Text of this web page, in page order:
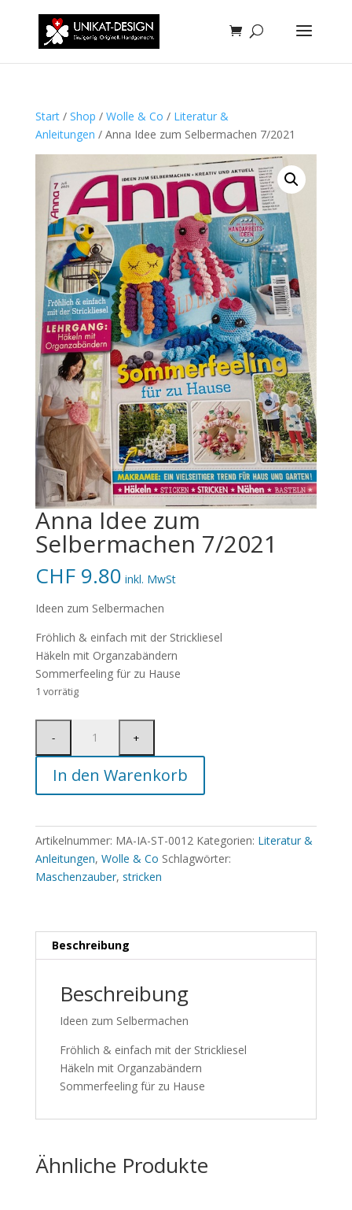
Start/ Shop / Wolle & Co / Literatur &
Anleitungen / Anna Idee zum Selbermachen 7/2021
Anna Idee zum
Selbermachen 7/2021
CHF9.80 inkl. MwSt
Ideen zum Selbermachen
Fröhlich & einfach mit der Strickliesel
Häkeln mit Organzabändern
Sommerfeeling für zu Hause
1 vorrätig
In den Warenkorb
Artikelnummer: MA-IA-ST-0012 Kategorien: Literatur &
Anleitungen, Wolle & Co Schlagwörter:
Maschenzauber, stricken
Beschreibung
Beschreibung
Ideen zum Selbermachen
Fröhlich & einfach mit der Strickliesel
Häkeln mit Organzabändern
Sommerfeeling für zu Hause
Ähnliche Produkte